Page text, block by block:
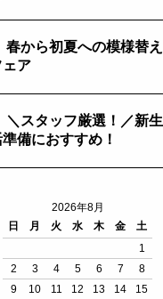
春から初夏への模様替え
ェア
＼スタッフ厳選！／新生
備におすすめ！
2026年8月
日
月 火 水 木 金
土
1
2
3 4 5 6 7
8
9
10 11 12 13 14 15